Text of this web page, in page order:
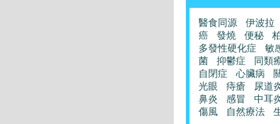
醫食同源 伊波拉
癌
發燒 便秘
多發性硬化症
敏
菌
抑鬱症 同類
自閉症
心臟病
光眼
痔瘡 尿道
鼻炎
感冒 中耳
傷風
自然療法